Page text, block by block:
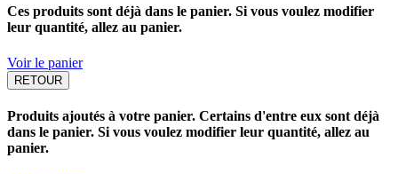
Ces produits sont déjà dans le panier. Si vous voulez modifier
leur quantité, allez au panier.
Voir le panier
RETOUR
Produits ajoutés à votre panier. Certains d'entre eux sont déjà
dans le panier. Si vous voulez modifier leur quantité, allez au
panier.